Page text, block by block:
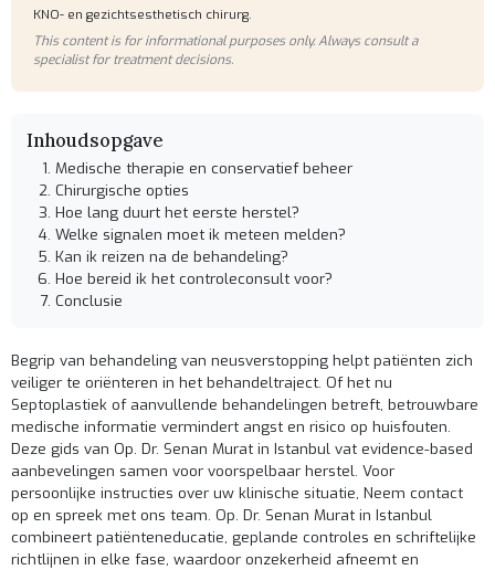
KNO- en gezichtsesthetisch chirurg.
This content is for informational purposes only. Always consult a
specialist for treatment decisions.
Inhoudsopgave
Medische therapie en conservatief beheer
Chirurgische opties
Hoe lang duurt het eerste herstel?
Welke signalen moet ik meteen melden?
Kan ik reizen na de behandeling?
Hoe bereid ik het controleconsult voor?
Conclusie
Begrip van behandeling van neusverstopping helpt patiënten zich
veiliger te oriënteren in het behandeltraject. Of het nu
Septoplastiek of aanvullende behandelingen betreft, betrouwbare
medische informatie vermindert angst en risico op huisfouten.
Deze gids van Op. Dr. Senan Murat in Istanbul vat evidence-based
aanbevelingen samen voor voorspelbaar herstel. Voor
persoonlijke instructies over uw klinische situatie,Neem contact
op en spreek met ons team. Op. Dr. Senan Murat in Istanbul
combineert patiënteneducatie, geplande controles en schriftelijke
richtlijnen in elke fase, waardoor onzekerheid afneemt en